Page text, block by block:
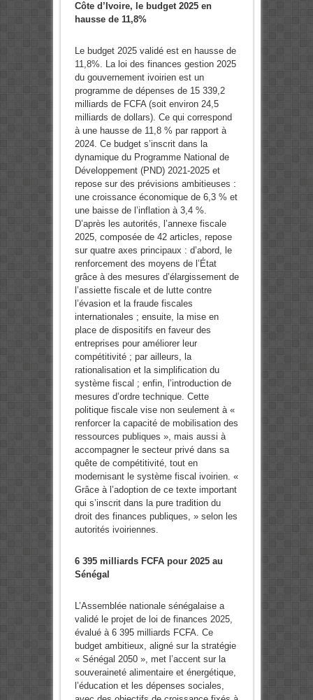
Côte d’Ivoire, le budget 2025 en
hausse de 11,8%
Le budget 2025 validé est en hausse de
11,8%. La loi des finances gestion 2025
du gouvernement ivoirien est un
programme de dépenses de 15 339,2
milliards de FCFA (soit environ 24,5
milliards de dollars). Ce qui correspond
à une hausse de 11,8 % par rapport à
2024. Ce budget s’inscrit dans la
dynamique du Programme National de
Développement (PND) 2021-2025 et
repose sur des prévisions ambitieuses :
une croissance économique de 6,3 % et
une baisse de l’inflation à 3,4 %.
D’après les autorités, l’annexe fiscale
2025, composée de 42 articles, repose
sur quatre axes principaux : d’abord, le
renforcement des moyens de l’État
grâce à des mesures d’élargissement de
l’assiette fiscale et de lutte contre
l’évasion et la fraude fiscales
internationales ; ensuite, la mise en
place de dispositifs en faveur des
entreprises pour améliorer leur
compétitivité ; par ailleurs, la
rationalisation et la simplification du
système fiscal ; enfin, l’introduction de
mesures d’ordre technique. Cette
politique fiscale vise non seulement à «
renforcer la capacité de mobilisation des
ressources publiques », mais aussi à
accompagner le secteur privé dans sa
quête de compétitivité, tout en
modernisant le système fiscal ivoirien. «
Grâce à l’adoption de ce texte important
qui s’inscrit dans la pure tradition du
droit des finances publiques, » selon les
autorités ivoiriennes.
6 395 milliards FCFA pour 2025 au
Sénégal
L’Assemblée nationale sénégalaise a
validé le projet de loi de finances 2025,
évalué à 6 395 milliards FCFA. Ce
budget ambitieux, aligné sur la stratégie
« Sénégal 2050 », met l’accent sur la
souveraineté alimentaire et énergétique,
l’éducation et les dépenses sociales,